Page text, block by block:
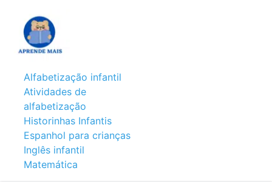
Alfabetização infantil
Atividades de
alfabetização
Historinhas Infantis
Espanhol para crianças
Inglês infantil
Matemática